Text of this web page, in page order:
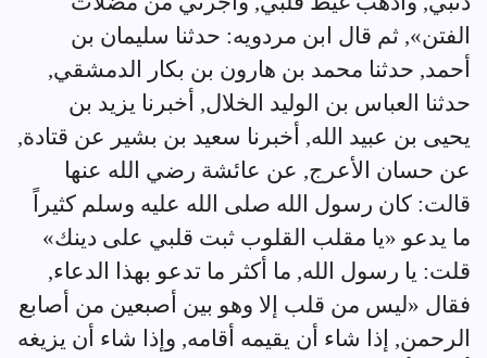
الفتن», ثم قال ابن مردويه: حدثنا سليمان بن
أحمد, حدثنا محمد بن هارون بن بكار الدمشقي,
حدثنا العباس بن الوليد الخلال, أخبرنا يزيد بن
يحيى بن عبيد الله, أخبرنا سعيد بن بشير عن قتادة,
عن حسان الأعرج, عن عائشة رضي الله عنها
قالت: كان رسول الله صلى الله عليه وسلم كثيراً
ما يدعو «يا مقلب القلوب ثبت قلبي على دينك»
قلت: يا رسول الله, ما أكثر ما تدعو بهذا الدعاء,
فقال «ليس من قلب إلا وهو بين أصبعين من أصابع
الرحمن, إذا شاء أن يقيمه أقامه, وإذا شاء أن يزيغه